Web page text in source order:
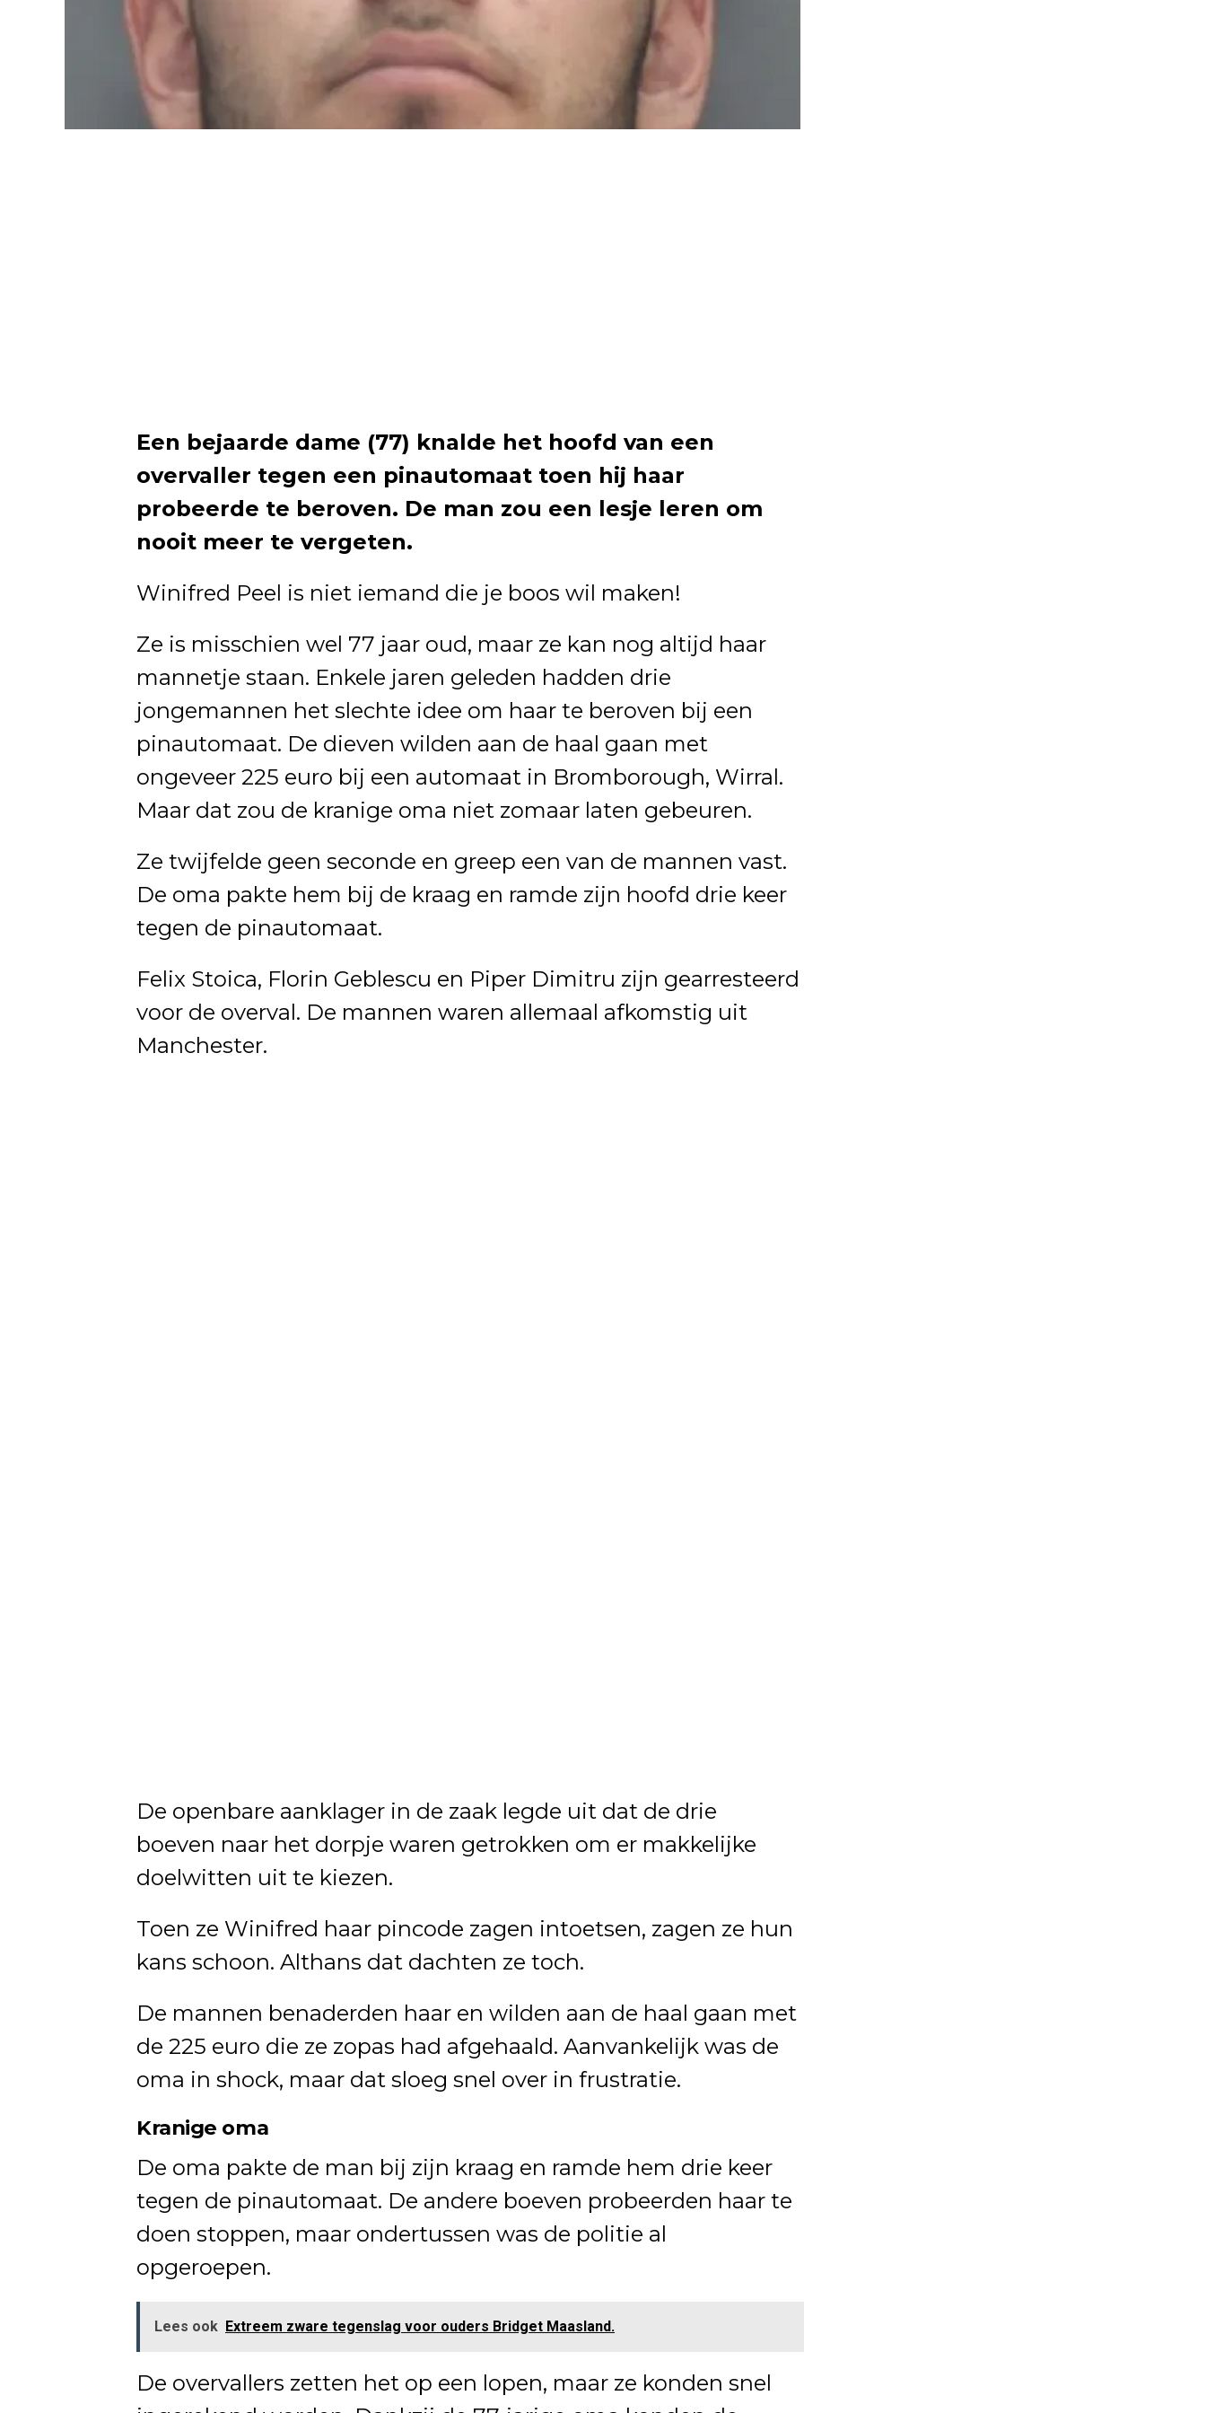
Een bejaarde dame (77) knalde het hoofd van een
overvaller tegen een pinautomaat toen hij haar
probeerde te beroven. De man zou een lesje leren om
nooit meer te vergeten.
Winifred Peel is niet iemand die je boos wil maken!
Ze is misschien wel 77 jaar oud, maar ze kan nog altijd haar
mannetje staan. Enkele jaren geleden hadden drie
jongemannen het slechte idee om haar te beroven bij een
pinautomaat. De dieven wilden aan de haal gaan met
ongeveer 225 euro bij een automaat in Bromborough, Wirral.
Maar dat zou de kranige oma niet zomaar laten gebeuren.
Ze twijfelde geen seconde en greep een van de mannen vast.
De oma pakte hem bij de kraag en ramde zijn hoofd drie keer
tegen de pinautomaat.
Felix Stoica, Florin Geblescu en Piper Dimitru zijn gearresteerd
voor de overval. De mannen waren allemaal afkomstig uit
Manchester.
De openbare aanklager in de zaak legde uit dat de drie
boeven naar het dorpje waren getrokken om er makkelijke
doelwitten uit te kiezen.
Toen ze Winifred haar pincode zagen intoetsen, zagen ze hun
kans schoon. Althans dat dachten ze toch.
De mannen benaderden haar en wilden aan de haal gaan met
de 225 euro die ze zopas had afgehaald. Aanvankelijk was de
oma in shock, maar dat sloeg snel over in frustratie.
Kranige oma
De oma pakte de man bij zijn kraag en ramde hem drie keer
tegen de pinautomaat. De andere boeven probeerden haar te
doen stoppen, maar ondertussen was de politie al
opgeroepen.
Lees ook Extreem zware tegenslag voor ouders Bridget Maasland.
De overvallers zetten het op een lopen, maar ze konden snel